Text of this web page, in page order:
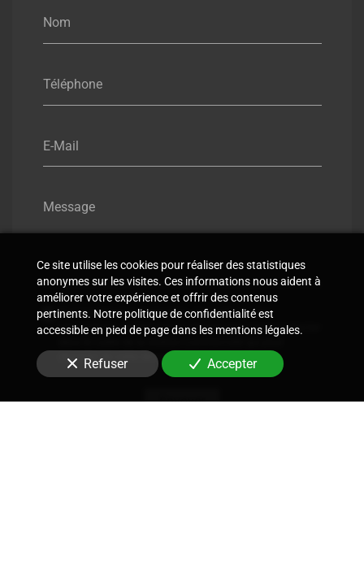
Nom
Téléphone
E-Mail
Message
En soumettant ce formulaire, j'accepte que les
informations saisies soient utilisées pour me recontacter
découler de cette demande.
Envoyer
Ce site utilise les cookies pour réaliser des statistiques
anonymes sur les visites. Ces informations nous aident à
améliorer votre expérience et offrir des contenus
pertinents. Notre politique de confidentialité est
accessible en pied de page dans les mentions légales.
Refuser Accepter